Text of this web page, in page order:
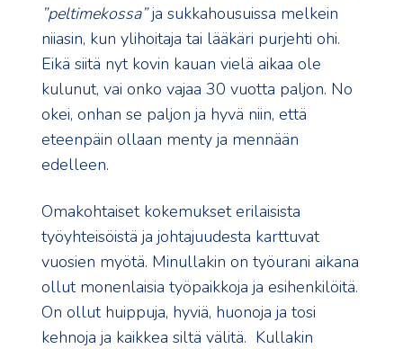
”peltimekossa”ja sukkahousuissa melkein
niiasin, kun ylihoitaja tai lääkäri purjehti ohi.
Eikä siitä nyt kovin kauan vielä aikaa ole
kulunut, vai onko vajaa 30 vuotta paljon. No
okei, onhan se paljon ja hyvä niin, että
eteenpäin ollaan menty ja mennään
edelleen.
Omakohtaiset kokemukset erilaisista
työyhteisöistä ja johtajuudesta karttuvat
vuosien myötä. Minullakin on työurani aikana
ollut monenlaisia työpaikkoja ja esihenkilöitä.
On ollut huippuja, hyviä, huonoja ja tosi
kehnoja ja kaikkea siltä välitä. Kullakin